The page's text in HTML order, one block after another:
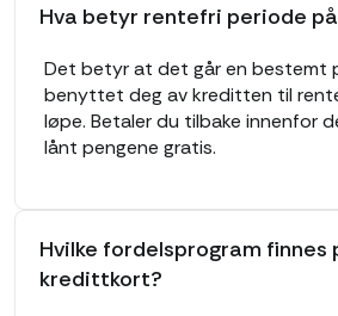
Hva betyr rentefri periode
Det betyr at det går en bestemt
benyttet deg av kreditten til
løpe. Betaler du tilbake innenfor
lånt pengene gratis.
Hvilke fordelsprogram finnes
kredittkort?